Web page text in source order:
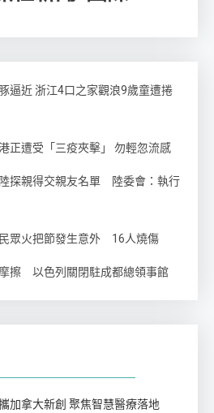
逼近 浙江4口之家觀浪9歲童遭捲
正遭受「三疫夾擊」 勿輕忽流感
探親得交親友名單 陸委會：執行
眾火把節發生意外 16人燒傷
擦 以色列關閉駐成都總領事館
加拿大新創 聚焦智慧醫療落地